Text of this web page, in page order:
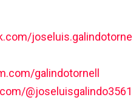
joseluis.galindotorne
galindotornell
@joseluisgalindo3561